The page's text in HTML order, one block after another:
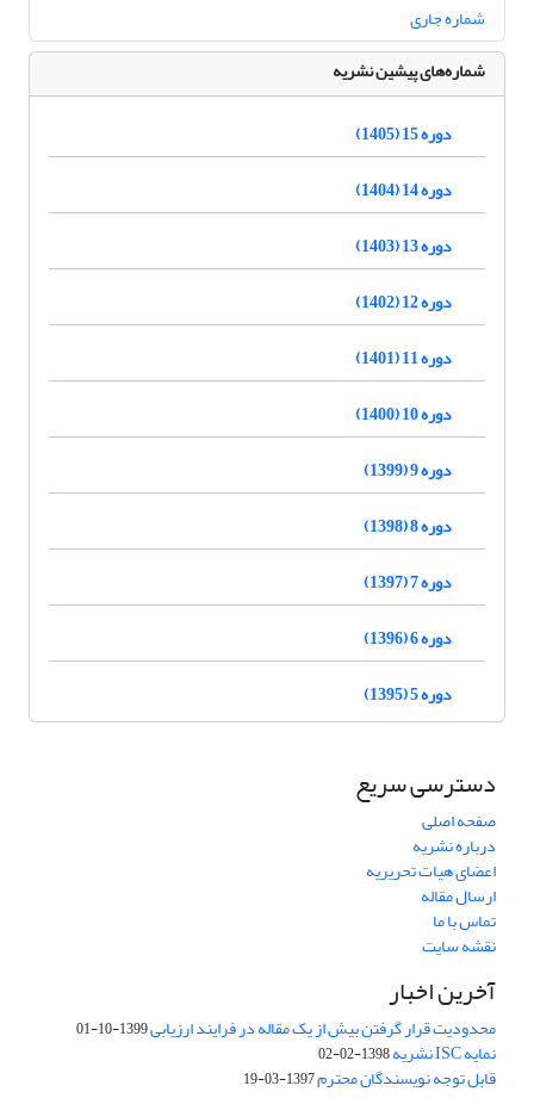
شماره جاری
شماره‌های پیشین نشریه
دوره 15 (1405)
دوره 14 (1404)
دوره 13 (1403)
دوره 12 (1402)
دوره 11 (1401)
دوره 10 (1400)
دوره 9 (1399)
دوره 8 (1398)
دوره 7 (1397)
دوره 6 (1396)
دوره 5 (1395)
دسترسی سریع
صفحه اصلی
درباره نشریه
اعضای هیات تحریریه
ارسال مقاله
تماس با ما
نقشه سایت
آخرین اخبار
محدودیت قرار گرفتن بیش از یک مقاله در فرایند ارزیابی1399-10-01
نمایه ISC نشریه 1398-02-02
قابل توجه نویسندگان محترم1397-03-19